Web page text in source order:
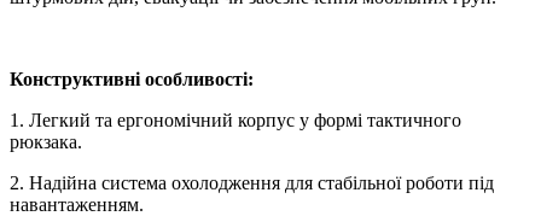
Конструктивні особливості:
1. Легкий та ергономічний корпус у формі тактичного
рюкзака.
2. Надійна система охолодження для стабільної роботи під
навантаженням.